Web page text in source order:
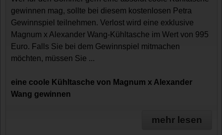
gewinnen mag, sollte bei diesem kostenlosen Petra
Gewinnspiel teilnehmen. Verlost wird eine exklusive
Magnum x Alexander Wang-Kühltasche im Wert von 995
Euro. Falls Sie bei dem Gewinnspiel mitmachen
möchten, müssen Sie ...
eine coole Kühltasche von Magnum x Alexander
Wang gewinnen
mehr lesen